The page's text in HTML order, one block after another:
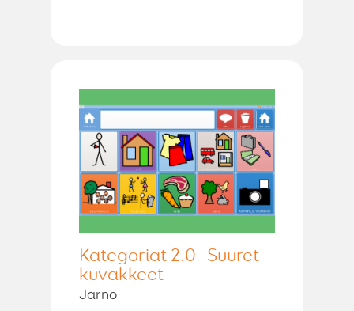
Kategoriat 2.0 -Suuret
kuvakkeet
Jarno